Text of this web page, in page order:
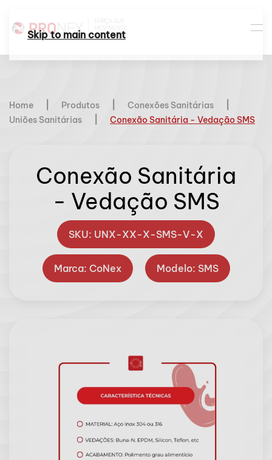
Skip to main content
Home Produtos
Conexões Sanitárias
Uniões Sanitárias
Conexão Sanitária - Vedação SMS
Conexão Sanitária
- Vedação SMS
SKU: UNX-XX-X-SMS-V-X
Marca: CoNex Modelo: SMS